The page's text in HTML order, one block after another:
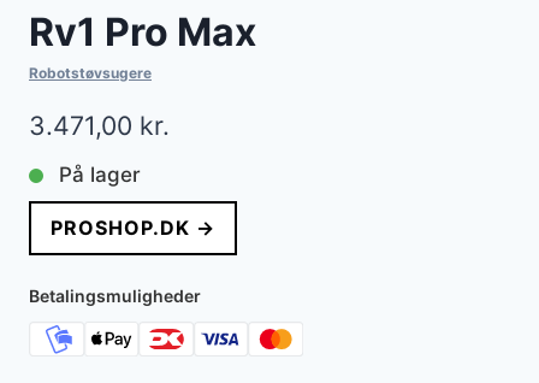
Rv1 Pro Max
Robotstøvsugere
3.471,00 kr.
På lager
PROSHOP.DK →
Betalingsmuligheder